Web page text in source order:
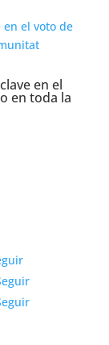
en el
en toda la